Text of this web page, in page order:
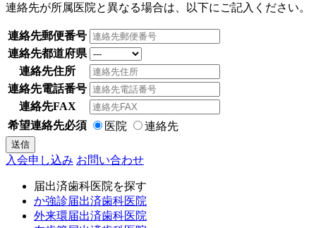
連絡先が所属医院と異なる場合は、以下にご記入ください。
連絡先郵便番号
連絡先都道府県
連絡先住所
連絡先電話番号
連絡先FAX
希望連絡先必須 医院 連絡先
送信
入会申し込み お問い合わせ
届出済歯科医院を探す
か強診届出済歯科医院
外来環届出済歯科医院